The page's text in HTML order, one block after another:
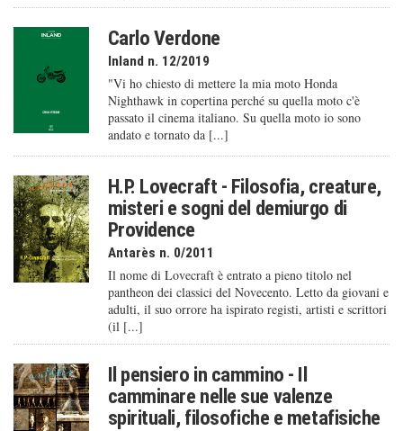
Carlo Verdone
Inland n. 12/2019
"Vi ho chiesto di mettere la mia moto Honda
Nighthawk in copertina perché su quella moto c'è
passato il cinema italiano. Su quella moto io sono
andato e tornato da [...]
H.P. Lovecraft - Filosofia, creature,
misteri e sogni del demiurgo di
Providence
Antarès n. 0/2011
Il nome di Lovecraft è entrato a pieno titolo nel
pantheon dei classici del Novecento. Letto da giovani e
adulti, il suo orrore ha ispirato registi, artisti e scrittori
(il [...]
Il pensiero in cammino - Il
camminare nelle sue valenze
spirituali, filosofiche e metafisiche